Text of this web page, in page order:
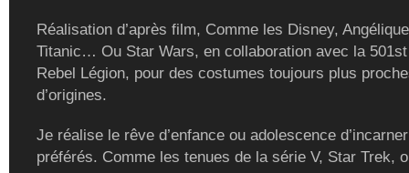
Réalisation d’après film, Comme les Disney,
Titanic… Ou Star Wars, en collaboration avec la
Rebel Légion, pour des costumes toujours plus
d’origines.
Je réalise le rêve d’enfance ou adolescence
préférés. Comme les tenues de la série V, Star Trek,